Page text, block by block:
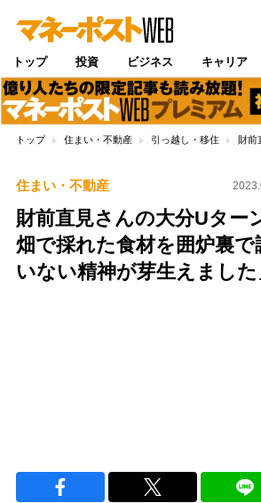
トップ 投資 ビジネス キャリア
トップ 住まい・不動産 引っ越し・移住 財前
住まい・不動産
財前直見さんの大分Uター
畑で採れた食材を囲炉裏で
いない精神が芽生えました